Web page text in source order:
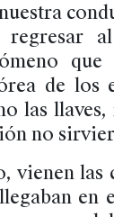
de los
las
no
vienen las
en